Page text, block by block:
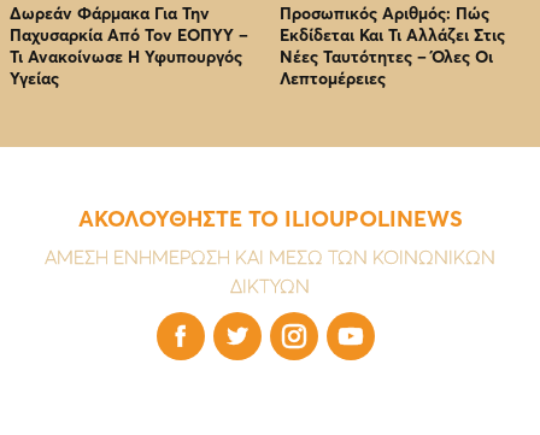
Δωρεάν Φάρμακα Για Την
Παχυσαρκία Από Τον EOΠΥΥ –
Τι Ανακοίνωσε Η Υφυπουργός
Υγείας
Προσωπικός Αριθμός: Πώς
Εκδίδεται Και Τι Αλλάζει Στις
Νέες Ταυτότητες – Όλες Οι
Λεπτομέρειες
ΑΚΟΛΟΥΘΗΣΤΕ ΤΟ ILIOUPOLINEWS
ΑΜΕΣΗ ΕΝΗΜΕΡΩΣΗ ΚΑΙ ΜΕΣΩ ΤΩΝ ΚΟΙΝΩΝΙΚΩΝ
ΔΙΚΤΥΩΝ
   